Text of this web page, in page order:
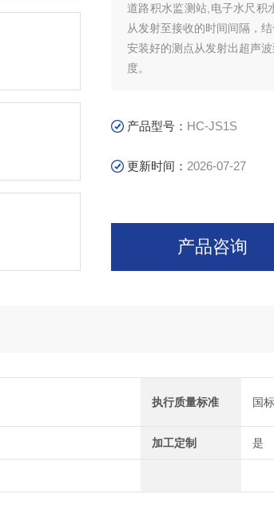
道路积水监测站,电子水尺积
从发射至接收的时间间隔，
安装好的测点从发射出超声
度。
产品型号： HC-JS1S
更新时间： 2026-07-27
产品咨询
执行质量标准 国标
加工定制 是